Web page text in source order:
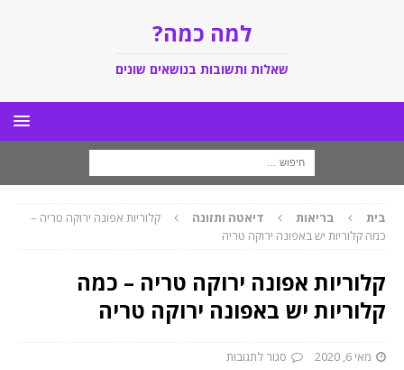
למה כמה?
שאלות ותשובות בנושאים שונים
בית בריאות דיאטה ותזונה
קלוריות אפונה ירוקה טריה –
כמה קלוריות יש באפונה ירוקה טריה
קלוריות אפונה ירוקה טריה – כמה
קלוריות יש באפונה ירוקה טריה
מאי 6, 2020 סגור לתגובות